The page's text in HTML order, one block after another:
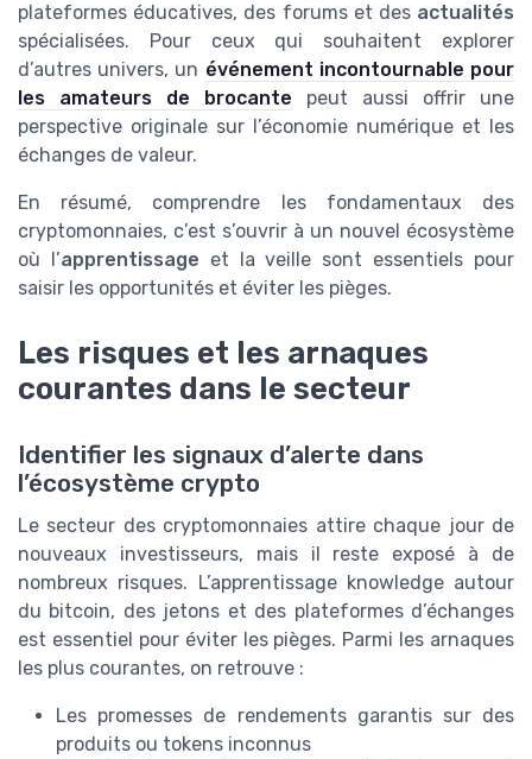
plateformes éducatives, des forums et des actualités
spécialisées. Pour ceux qui souhaitent explorer
d’autres univers, un événement incontournable pour
les amateurs de brocante peut aussi offrir une
perspective originale sur l’économie numérique et les
échanges de valeur.
En résumé, comprendre les fondamentaux des
cryptomonnaies, c’est s’ouvrir à un nouvel écosystème
où l’apprentissage et la veille sont essentiels pour
saisir les opportunités et éviter les pièges.
Les risques et les arnaques
courantes dans le secteur
Identifier les signaux d’alerte dans
l’écosystème crypto
Le secteur des cryptomonnaies attire chaque jour de
nouveaux investisseurs, mais il reste exposé à de
nombreux risques. L’apprentissage knowledge autour
du bitcoin, des jetons et des plateformes d’échanges
est essentiel pour éviter les pièges. Parmi les arnaques
les plus courantes, on retrouve :
Les promesses de rendements garantis sur des
produits ou tokens inconnus